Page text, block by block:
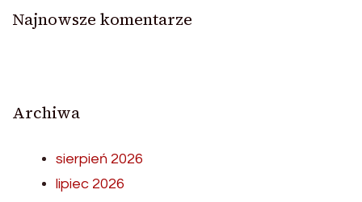
Najnowsze komentarze
Archiwa
sierpień 2026
lipiec 2026